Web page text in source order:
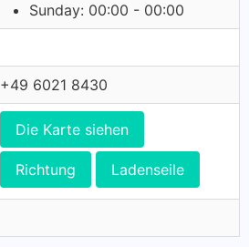
Sunday: 00:00 - 00:00
+49 6021 8430
Die Karte siehen
Richtung Ladenseile